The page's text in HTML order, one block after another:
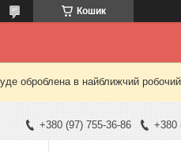
Кошик
оброблена в найближчий
+380 (97) 755-36-86 +380